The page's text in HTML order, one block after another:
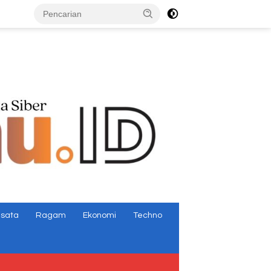
Ragam Ekonomi Techno